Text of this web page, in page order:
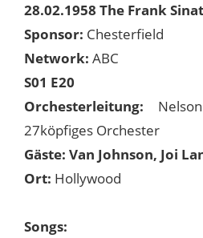
28.02.1958 The Frank
Sponsor: Chesterfield
Network: ABC
S01 E20
Orchesterleitung:
27köpfiges Orchester
Gäste: Van Johnson, Joi
Ort: Hollywood
Songs: